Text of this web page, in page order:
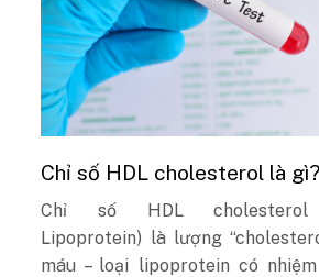
Chỉ số HDL cholesterol là gì?
Chỉ số HDL cholesterol
Lipoprotein) là lượng
máu – loại lipoprotein có